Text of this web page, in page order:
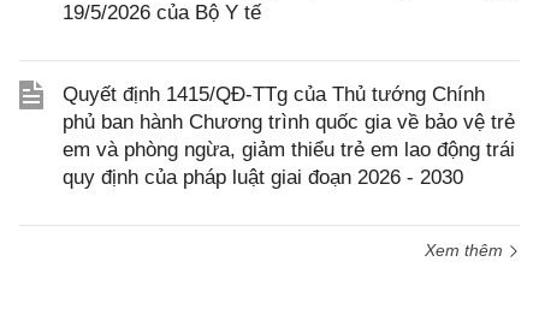
19/5/2026 của Bộ Y tế
Quyết định 1415/QĐ-TTg của Thủ tướng Chính
phủ ban hành Chương trình quốc gia về bảo vệ trẻ
em và phòng ngừa, giảm thiểu trẻ em lao động trái
quy định của pháp luật giai đoạn 2026 - 2030
Xem thêm